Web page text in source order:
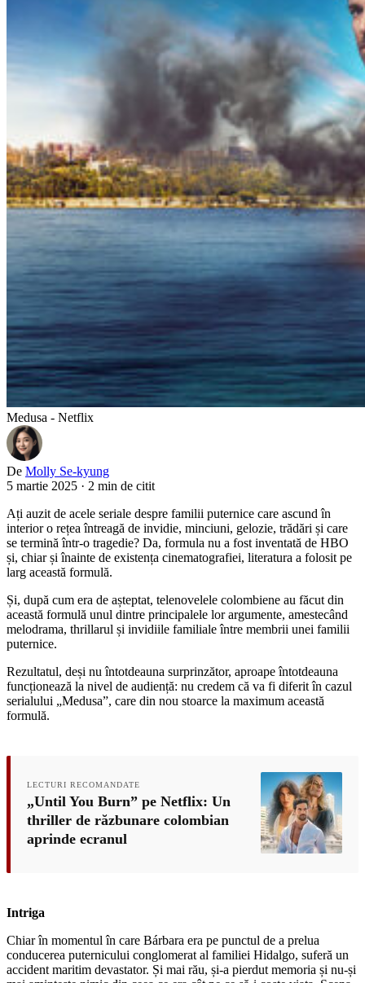
Medusa - Netflix
De Molly Se-kyung
5 martie 2025 · 2 min de citit
Ați auzit de acele seriale despre familii puternice care ascund în
interior o rețea întreagă de invidie, minciuni, gelozie, trădări și care
se termină într-o tragedie? Da, formula nu a fost inventată de HBO
și, chiar și înainte de existența cinematografiei, literatura a folosit pe
larg această formulă.
Și, după cum era de așteptat, telenovelele colombiene au făcut din
această formulă unul dintre principalele lor argumente, amestecând
melodrama, thrillarul și invidiile familiale între membrii unei familii
puternice.
Rezultatul, deși nu întotdeauna surprinzător, aproape întotdeauna
funcționează la nivel de audiență: nu credem că va fi diferit în cazul
serialului „Medusa”, care din nou stoarce la maximum această
formulă.
LECTURI RECOMANDATE
„Until You Burn” pe Netflix: Un
thriller de răzbunare colombian
aprinde ecranul
Intriga
Chiar în momentul în care Bárbara era pe punctul de a prelua
conducerea puternicului conglomerat al familiei Hidalgo, suferă un
accident maritim devastator. Și mai rău, și-a pierdut memoria și nu-și